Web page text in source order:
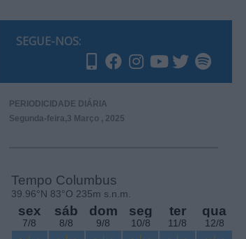
SEGUE-NOS:
PERIODICIDADE DIÁRIA
Segunda-feira,3 Março , 2025